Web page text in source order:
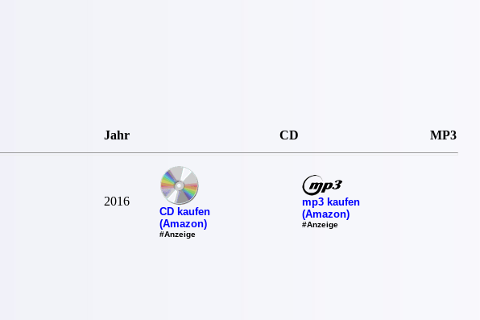
Jahr CD MP3
2016
CD kaufen
(Amazon)
#Anzeige
mp3 kaufen
(Amazon)
#Anzeige